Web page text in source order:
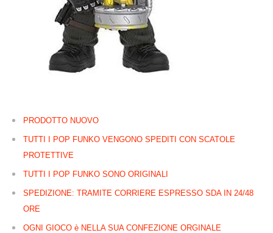
PRODOTTO NUOVO
TUTTI I POP FUNKO VENGONO SPEDITI CON SCATOLE
PROTETTIVE
TUTTI I POP FUNKO SONO ORIGINALI
SPEDIZIONE: TRAMITE CORRIERE ESPRESSO SDA IN 24/48
ORE
OGNI GIOCO è NELLA SUA CONFEZIONE ORGINALE